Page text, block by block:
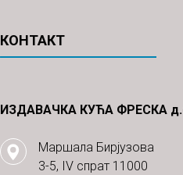
КОНТАКТ
ИЗДАВАЧКА КУЋА ФРЕСКА
Маршала Бирјузова
3-5, IV спрат 11000